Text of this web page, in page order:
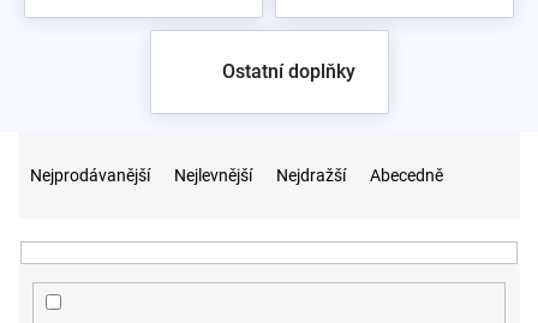
Ostatní doplňky
n
Nejprodávanější Nejlevnější Nejdražší Abecedně